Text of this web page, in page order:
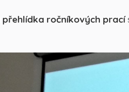
přehlídka ročníkových prací